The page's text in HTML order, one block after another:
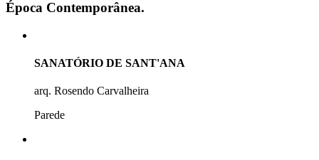
Época Contemporânea.
SANATÓRIO DE SANT'ANA
arq. Rosendo Carvalheira
Parede